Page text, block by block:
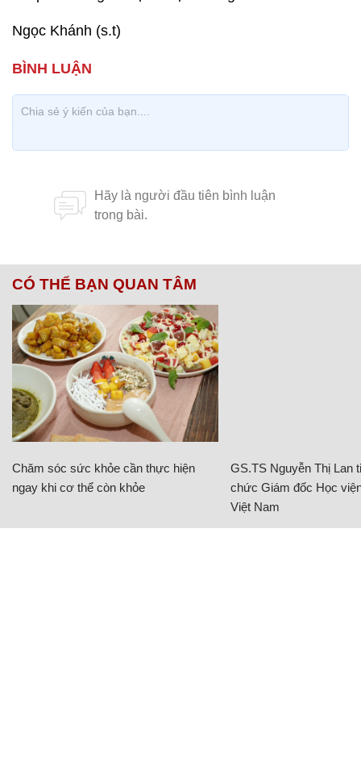
Ngọc Khánh (s.t)
CÓ THỂ BẠN QUAN TÂM
Chăm sóc sức khỏe cần thực hiện
ngay khi cơ thể còn khỏe
GS.TS Nguyễn Thị Lan
chức Giám đốc Học
Việt Nam